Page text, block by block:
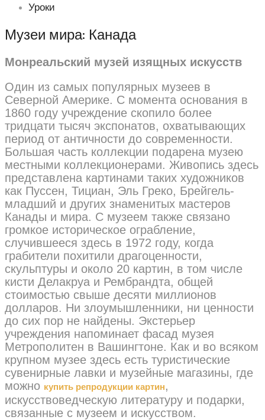
Уроки
Музеи мира: Канада
Монреальский музей изящных искусств
Один из самых популярных музеев в
Северной Америке. С момента основания в
1860 году учреждение скопило более
тридцати тысяч экспонатов, охватывающих
период от античности до современности.
Большая часть коллекции подарена музею
местными коллекционерами. Живопись здесь
представлена картинами таких художников
как Пуссен, Тициан, Эль Греко, Брейгель-
младший и других знаменитых мастеров
Канады и мира. С музеем также связано
громкое историческое ограбление,
случившееся здесь в 1972 году, когда
грабители похитили драгоценности,
скульптуры и около 20 картин, в том числе
кисти Делакруа и Рембрандта, общей
стоимостью свыше десяти миллионов
долларов. Ни злоумышленники, ни ценности
до сих пор не найдены. Экстерьер
учреждения напоминает фасад музея
Метрополитен в Вашингтоне. Как и во всяком
крупном музее здесь есть туристические
сувенирные лавки и музейные магазины, где
можно купить репродукции картин,
искусствоведческую литературу и подарки,
связанные с музеем и искусством.